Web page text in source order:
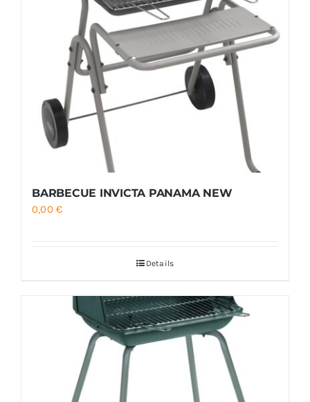
BARBECUE INVICTA PANAMA NEW
0,00€
Details